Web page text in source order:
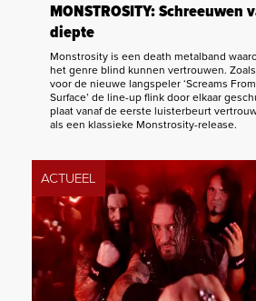
MONSTROSITY: Schreeuwen
diepte
Monstrosity is een death metalband
het genre blind kunnen vertrouwen.
voor de nieuwe langspeler ‘Screams
Surface’ de line-up flink door elkaar
plaat vanaf de eerste luisterbeurt
als een klassieke Monstrosity-release.
ACTUEEL